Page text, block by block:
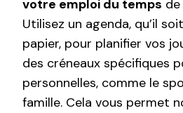
votre emploi du temps
Utilisez un agenda, qu’il
papier, pour planifier vos
des créneaux spécifiques
personnelles, comme le
famille. Cela vous permet